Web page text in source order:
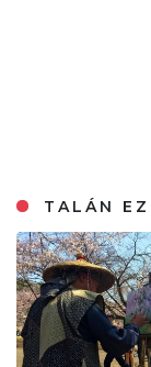
TALÁN